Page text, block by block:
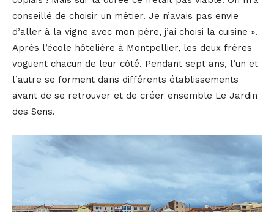
conseillé de choisir un métier. Je n’avais pas envie
d’aller à la vigne avec mon père, j’ai choisi la cuisine ».
Après l’école hôtelière à Montpellier, les deux frères
voguent chacun de leur côté. Pendant sept ans, l’un et
l’autre se forment dans différents établissements
avant de se retrouver et de créer ensemble Le Jardin
des Sens.